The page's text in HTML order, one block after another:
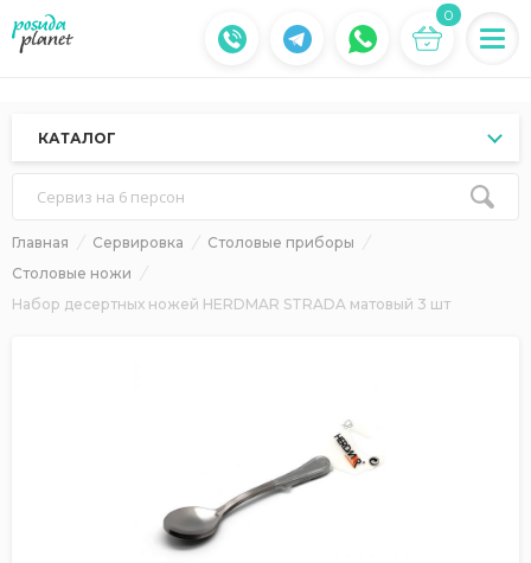
0
КАТАЛОГ
Сервиз на 6 персон
Главная Сервировка
Столовые приборы
Столовые ножи
Набор десертных ножей HERDMAR STRADA матовый 3 шт